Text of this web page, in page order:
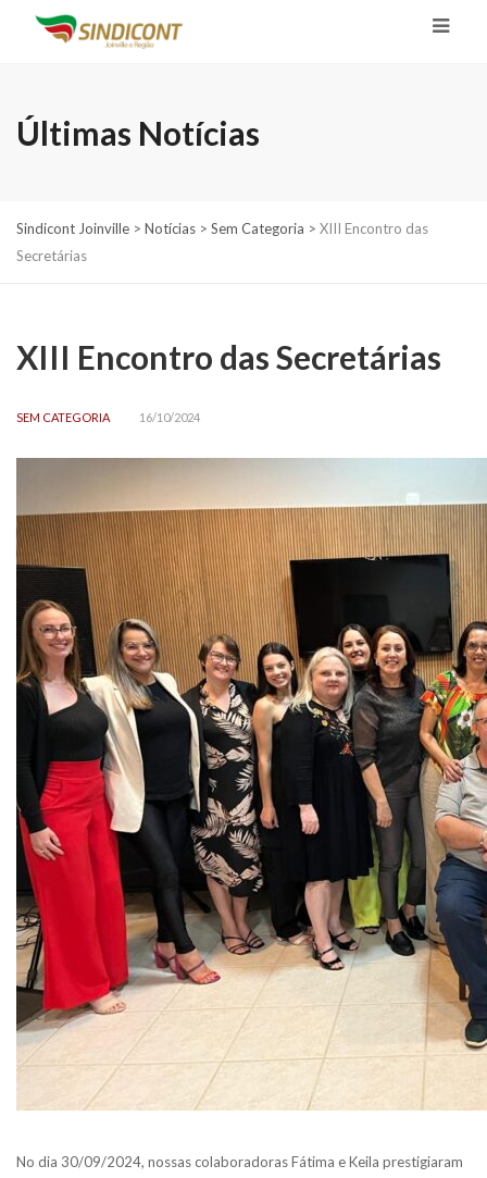
Últimas Notícias
Sindicont Joinville > Notícias > Sem Categoria > XIII Encontro das
Secretárias
XIII Encontro das Secretárias
SEM CATEGORIA 16/10/2024
No dia 30/09/2024, nossas colaboradoras Fátima e Keila prestigiaram